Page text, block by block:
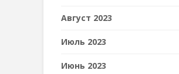
Август 2023
Июль 2023
Июнь 2023